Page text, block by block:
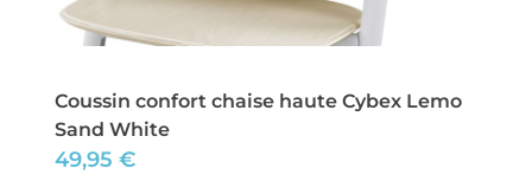
Coussin confort chaise haute Cybex Lemo
Sand White
49,95 €